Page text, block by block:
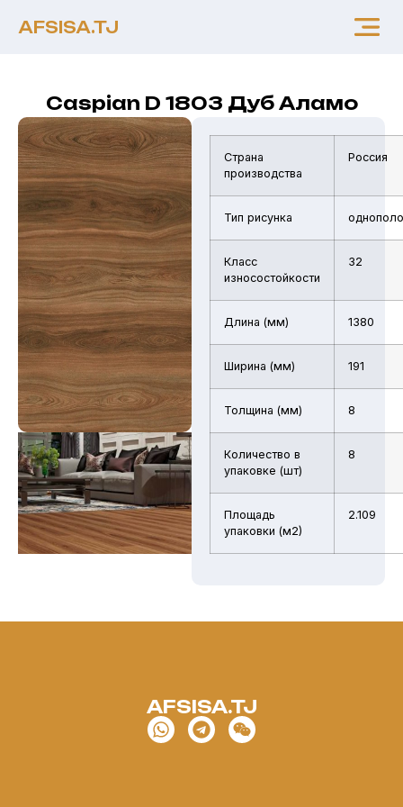
AFSISA.TJ
Caspian D 1803 Дуб Аламо
Страна
производства
Россия
Тип рисунка
Класс
износостойкости
32
Длина (мм) 1380
Ширина (мм) 191
Толщина (мм) 8
Количество в
упаковке (шт)
8
Площадь
упаковки (м2)
2.109
AFSISA.TJ